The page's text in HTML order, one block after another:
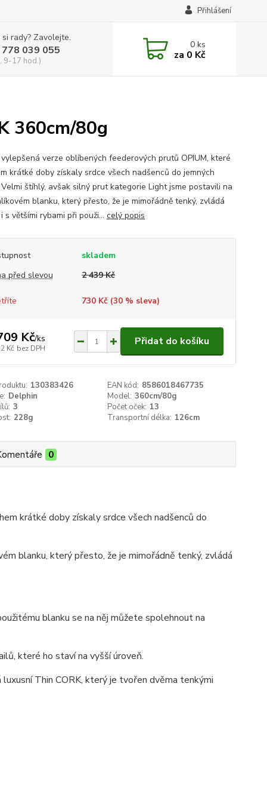
Přihlášení
rady? Zavolejte.
039 055
9-17 hod.)
0ks
za 0 Kč
360cm/80g
verze oblíbených feederových prutů OPIUM, které
krátké doby získaly srdce všech nadšenců do jemných
Velmi štíhlý, avšak silný prut kategorie Light jsme postavili na
blanku, který přesto, že je mimořádně tenký, zvládá
s většími rybami při použi... celý popis
skladem
před slevou
2 439 Kč
730 Kč (30% sleva)
Kč/ks
Kč bez DPH
Přidat do košíku
130383426 EAN kód: 8586018467735
Delphin Model: 360cm/80g
3 Počet oček: 13
228g Transportní délka: 126cm
0
krátké doby získaly srdce všech nadšenců do
blanku, který přesto, že je mimořádně tenký, zvládá
blanku se na něj můžete spolehnout na
které ho staví na vyšší úroveň.
Thin CORK, který je tvořen dvěma tenkými